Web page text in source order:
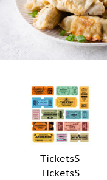
TicketsS
TicketsS